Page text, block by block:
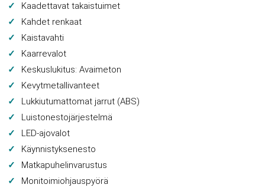
Kaadettavat takaistuimet
Kahdet renkaat
Kaistavahti
Kaarrevalot
Keskuslukitus: Avaimeton
Kevytmetallivanteet
Lukkiutumattomat jarrut (ABS)
Luistonestojärjestelmä
LED-ajovalot
Käynnistyksenesto
Matkapuhelinvarustus
Monitoimiohjauspyörä